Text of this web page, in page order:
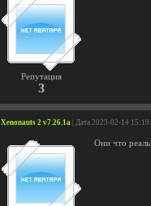
Репутация
3
Xenonauts 2 v7.26.1a | Дата 2023-02-14
Они что